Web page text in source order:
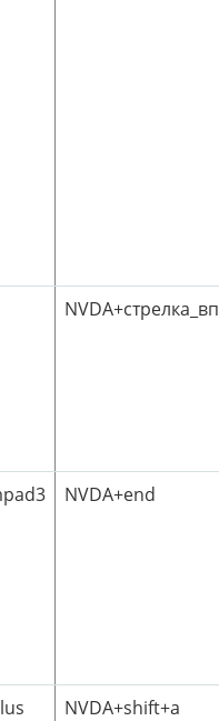
NVDA+end
NVDA+shift+a